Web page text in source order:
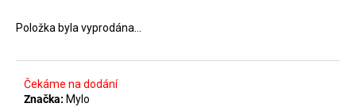
Položka byla vyprodána…
Čekáme na dodání
Značka: Mylo
u
e
m
e